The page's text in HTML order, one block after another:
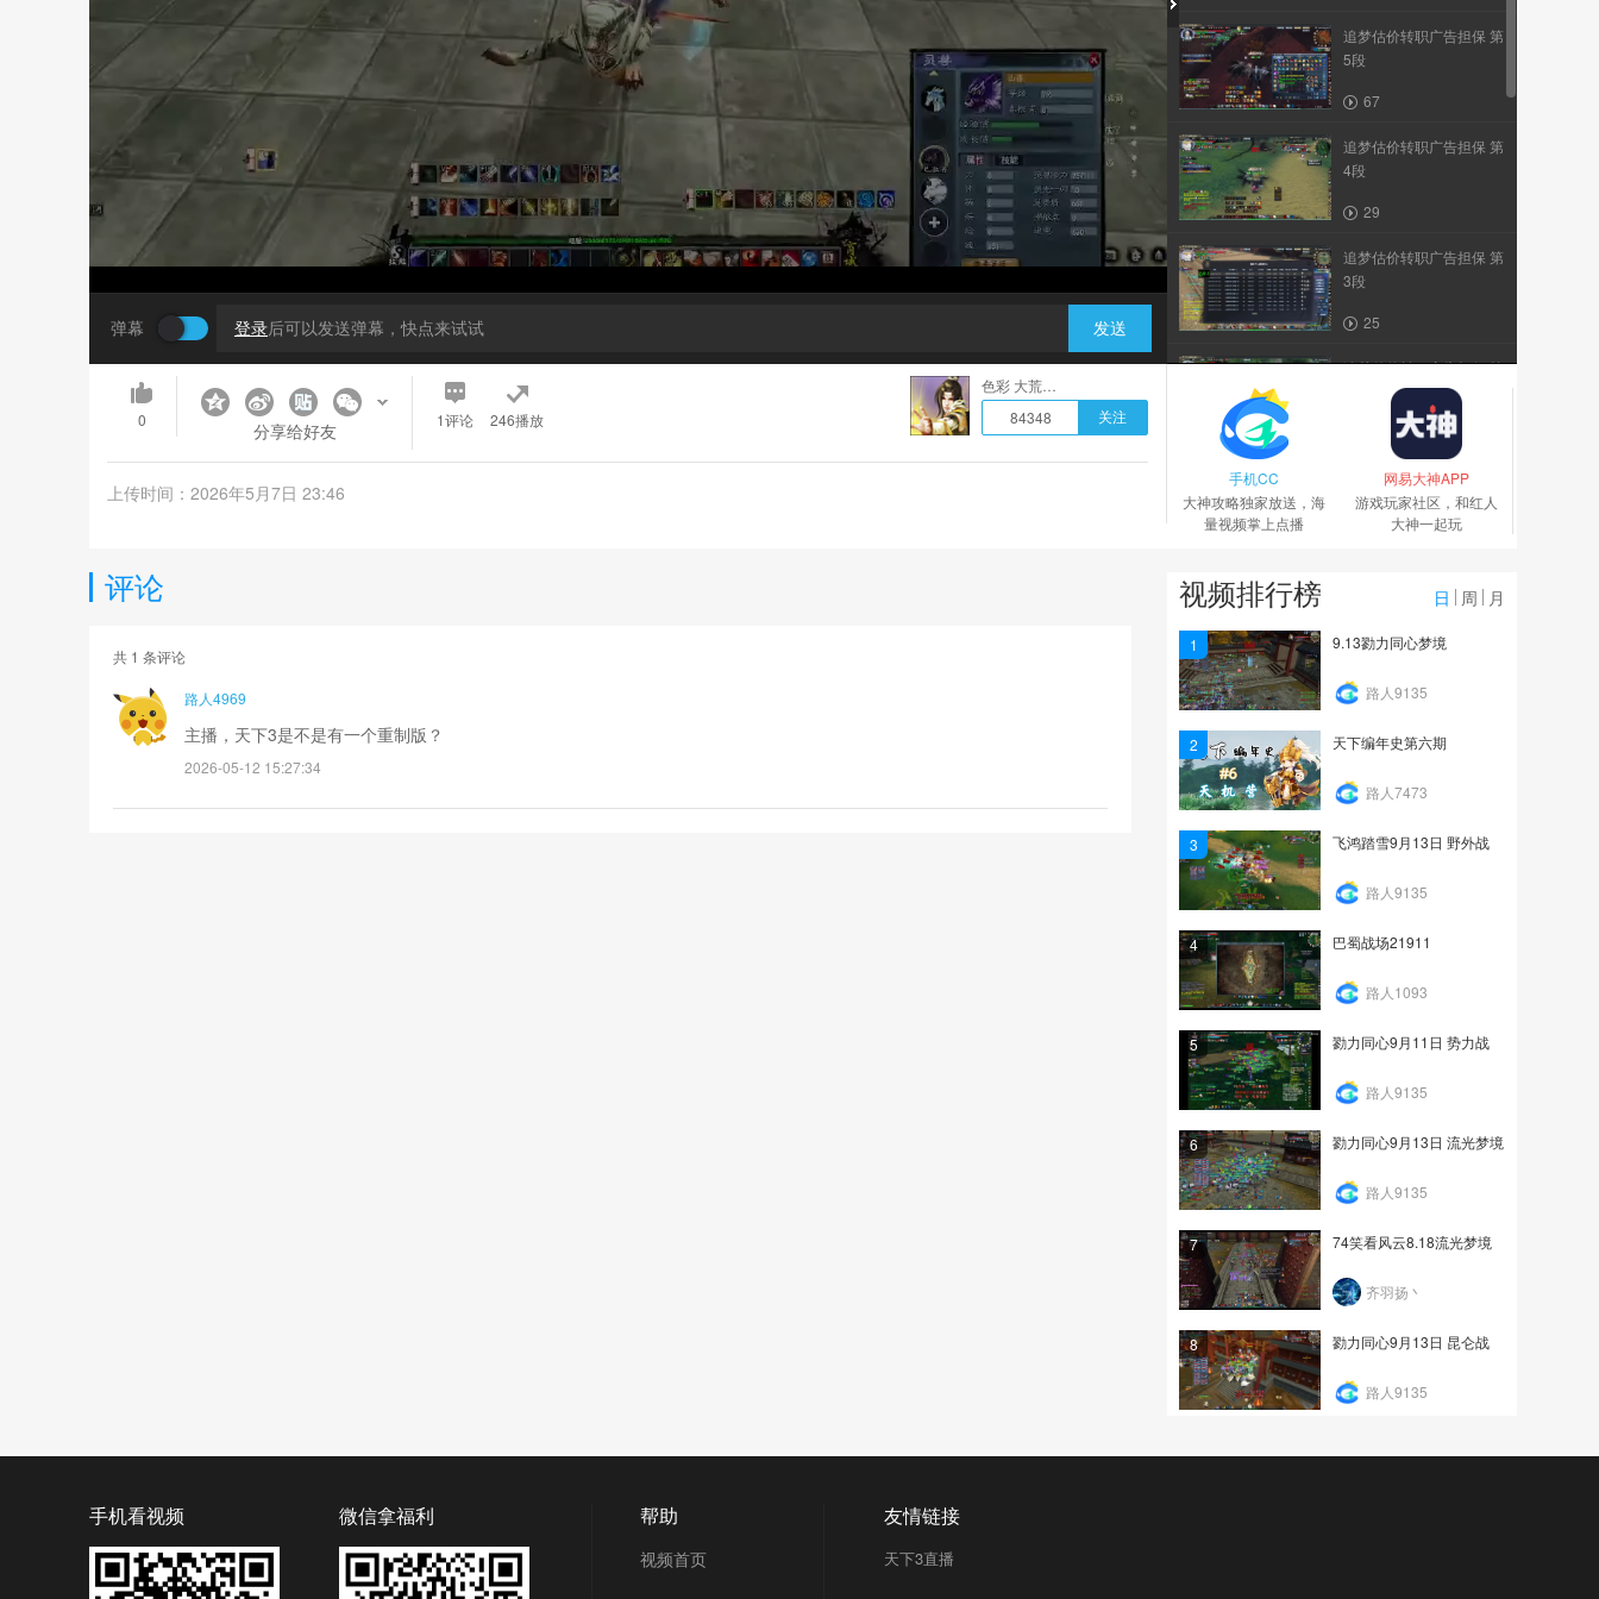
弹幕 登录后可以发送弹幕，快点来试试 发送
追梦估价转职广告担保 第
5段
67
追梦估价转职广告担保 第
4段
29
追梦估价转职广告担保 第
3段
25
追梦估价转职广告担保 第
追梦估价转职广告担保 第
1段
追梦估价转职广告担保 第
206
追梦估价转职广告担保 第
0 分享给好友 1评论 246播放
84348
关注
上传时间：2026年5月7日 23:46
手机CC
大神攻略独家放送，海
量视频掌上点播
网易大神APP
游戏玩家社区，和红人
大神一起玩
评论
共 1 条评论
路人4969
主播，天下3是不是有一个重制版？
2026-05-12 15:27:34
视频排行榜 日 周 月
1 9.13勠力同心梦境
路人9135
2 天下编年史第六期
路人7473
3 飞鸿踏雪9月13日 野外战
路人9135
4 巴蜀战场21911
路人1093
5 勠力同心9月11日 势力战
路人9135
6 勠力同心9月13日 流光梦境
路人9135
7 74笑看风云8.18流光梦境
齐羽扬丶
8 勠力同心9月13日 昆仑战
路人9135
手机看视频 微信拿福利 帮助
视频首页
友情链接
天下3直播